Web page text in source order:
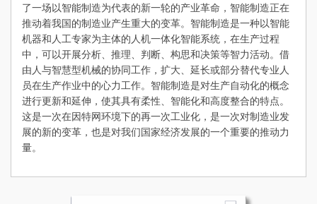
了一场以智能制造为代表的新一轮的产业革命，智能制造正在
推动着我国的制造业产生重大的变革。智能制造是一种以智能
机器和人工专家为主体的人机一体化智能系统，在生产过程
中，可以开展分析、推理、判断、构思和决策等智力活动。借
由人与智慧型机械的协同工作，扩大、延长或部分替代专业人
员在生产作业中的心力工作。智能制造是对生产自动化的概念
进行更新和延伸，使其具有柔性、智能化和高度整合的特点。
这是一次在因特网环境下的再一次工业化，是一次对制造业发
展的新的变革，也是对我们国家经济发展的一个重要的推动力
量。